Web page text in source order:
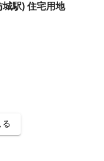
城駅) 住宅用地